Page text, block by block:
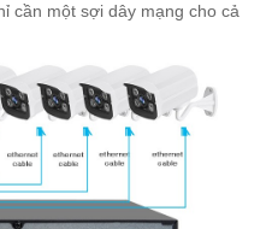
cần một sợi dây mạng cho cả